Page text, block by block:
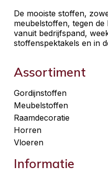
De mooiste stoffen,
meubelstoffen, tegen de
vanuit bedrijfspand,
stoffenspektakels en in
Assortiment
Gordijnstoffen
Meubelstoffen
Raamdecoratie
Horren
Vloeren
Informatie